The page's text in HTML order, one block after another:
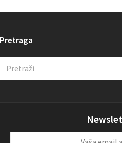
Pretraga